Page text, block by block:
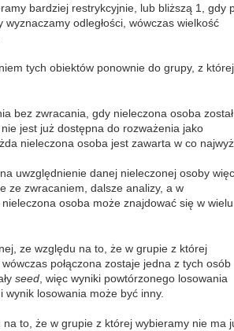
bardziej restrykcyjnie, lub bliższą 1, gdy
odległości, wówczas wielkość
tych obiektów ponownie do grupy, z której
bez zwracania, gdy nieleczona osoba został
jest już dostępna do rozważenia jako
nieleczona osoba jest zawarta w co
uwzględnienie danej nieleczonej osoby
ze zwracaniem, dalsze analizy, a w
osoba może znajdować się w wielu
ze względu na to, że w grupie z której
połączona zostaje jedna z tych osób
seed, więc wyniki powtórzonego losowania
losowania może być inny.
to, że w grupie z której wybieramy nie ma